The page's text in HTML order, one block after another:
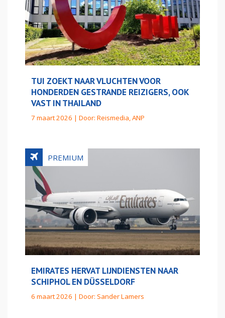
TUI ZOEKT NAAR VLUCHTEN VOOR
HONDERDEN GESTRANDE REIZIGERS, OOK
VAST IN THAILAND
7 maart 2026 | Door: Reismedia, ANP
EMIRATES HERVAT LIJNDIENSTEN NAAR
SCHIPHOL EN DÜSSELDORF
6 maart 2026 | Door: Sander Lamers